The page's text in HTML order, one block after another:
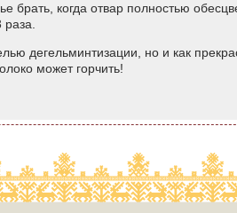
брать, когда отвар полностью
дегельминтизации, но и как
может горчить!